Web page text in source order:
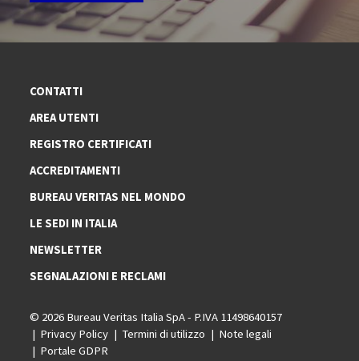
CONTATTI
AREA UTENTI
REGISTRO CERTIFICATI
ACCREDITAMENTI
BUREAU VERITAS NEL MONDO
LE SEDI IN ITALIA
NEWSLETTER
SEGNALAZIONI E RECLAMI
© 2026 Bureau Veritas Italia SpA - P.IVA 11498640157
Privacy Policy
Termini di utilizzo
Note legali
Portale GDPR